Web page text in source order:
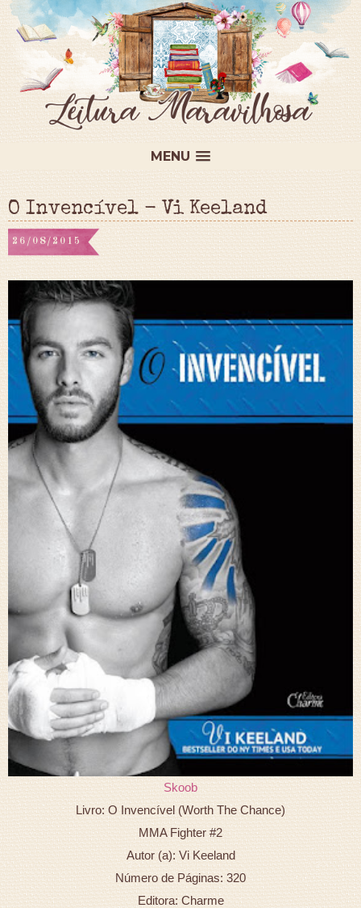
MENU
O Invencível - Vi Keeland
26/08/2015
Skoob
Livro: O Invencível (Worth The Chance)
MMA Fighter #2
Autor (a): Vi Keeland
Número de Páginas: 320
Editora: Charme